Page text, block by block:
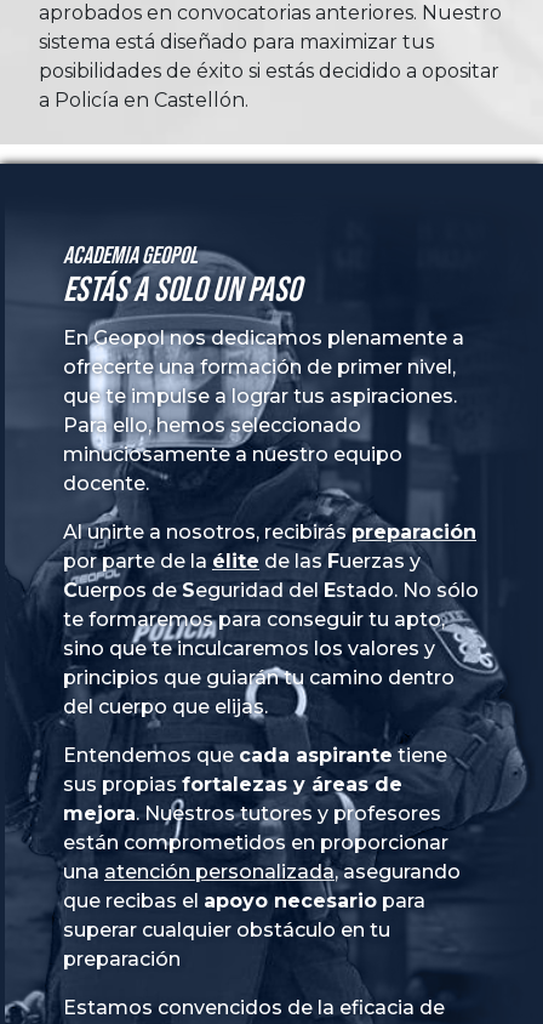
aprobados en convocatorias anteriores. Nuestro
sistema está diseñado para maximizar tus
posibilidades de éxito si estás decidido a opositar
a Policía en Castellón.
Academia GeoPol
Estás a solo un paso
En Geopol nos dedicamos plenamente a
ofrecerte una formación de primer nivel,
que te impulse a lograr tus aspiraciones.
Para ello, hemos seleccionado
minuciosamente a nuestro equipo
docente.
Al unirte a nosotros, recibiráspreparación
por parte de la élite de las Fuerzas y
Cuerpos de Seguridad del Estado. No sólo
te formaremos para conseguir tu apto,
sino que te inculcaremos los valores y
principios que guiarán tu camino dentro
del cuerpo que elijas.
Entendemos que cada aspirante tiene
sus propias fortalezas y áreas de
mejora. Nuestros tutores y profesores
están comprometidos en proporcionar
una atención personalizada, asegurando
que recibas el apoyo necesario para
superar cualquier obstáculo en tu
preparación
Estamos convencidos de la eficacia de